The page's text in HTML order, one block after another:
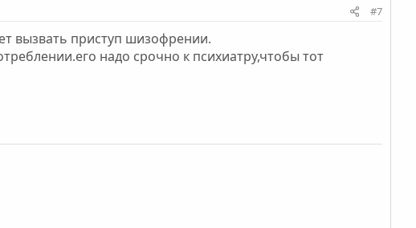
#7
вызвать приступ шизофрении.
надо срочно к психиатру,чтобы тот